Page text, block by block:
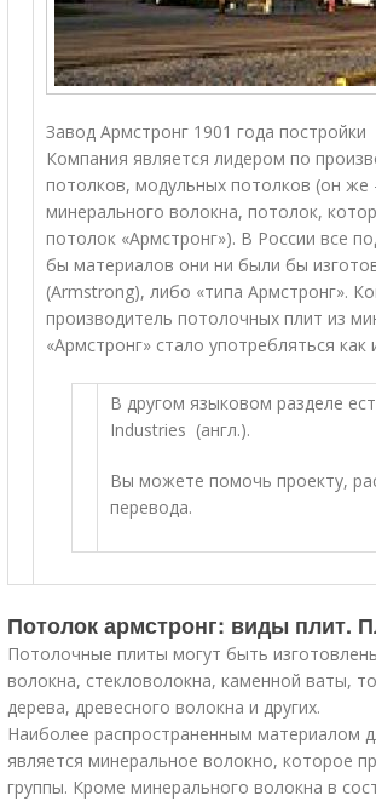
Завод Армстронг 1901 года постройки
Компания является лидером по
потолков, модульных потолков (он
минерального волокна, потолок,
потолок «Армстронг»). В России все
бы материалов они ни были бы
(Armstrong), либо «типа Армстронг».
производитель потолочных плит из
«Армстронг» стало употребляться
В другом языковом разделе
Industries (англ.).
Вы можете помочь проекту,
перевода.
Потолок армстронг: виды плит.
Потолочные плиты могут быть
волокна, стекловолокна, каменной ваты,
дерева, древесного волокна и других.
Наиболее распространенным материалом
является минеральное волокно, которое
группы. Кроме минерального волокна в